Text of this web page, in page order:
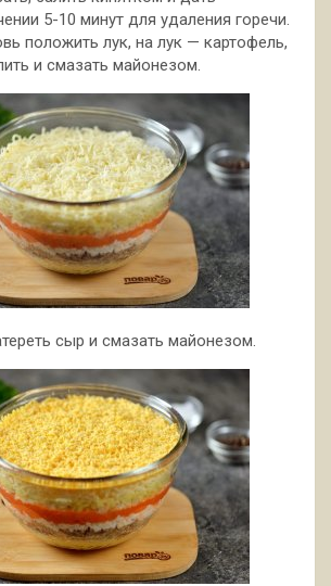
5-10 минут для удаления горечи.
положить лук, на лук — картофель,
и смазать майонезом.
сыр и смазать майонезом.